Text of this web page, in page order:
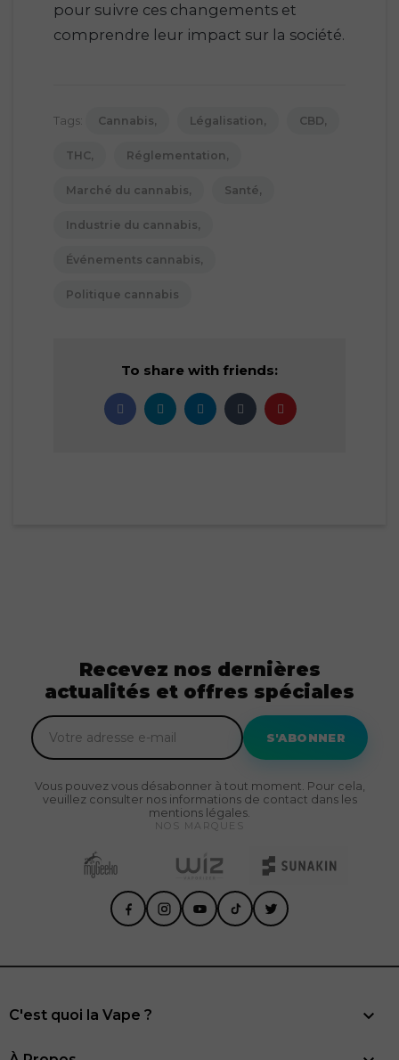
pour suivre ces changements et
comprendre leur impact sur la société.
Tags: Cannabis Légalisation CBD
THC Réglementation
Marché du cannabis Santé
Industrie du cannabis
Événements cannabis
Politique cannabis
To share with friends:
NOS MARQUES
Recevez nos dernières
actualités et offres spéciales
S'ABONNER
Vous pouvez vous désabonner à tout moment. Pour cela,
veuillez consulter nos informations de contact dans les
mentions légales.
C'est quoi la Vape ? 